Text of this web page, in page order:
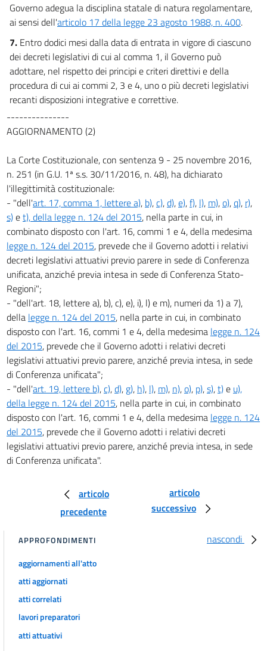
Governo adegua la disciplina statale di natura regolamentare,
ai sensi dell'articolo 17 della legge 23 agosto 1988, n. 400.
7. Entro dodici mesi dalla data di entrata in vigore di ciascuno
dei decreti legislativi di cui al comma 1, il Governo può
adottare, nel rispetto dei principi e criteri direttivi e della
procedura di cui ai commi 2, 3 e 4, uno o più decreti legislativi
recanti disposizioni integrative e correttive.
---------------
AGGIORNAMENTO (2)
La Corte Costituzionale, con sentenza 9 - 25 novembre 2016,
n. 251 (in G.U. 1ª s.s. 30/11/2016, n. 48), ha dichiarato
l'illegittimità costituzionale:
- "dell'art. 17, comma 1, lettere a), b),c),d),e),f), l), m),o),q), r),
s)et), della legge n. 124 del 2015, nella parte in cui, in
combinato disposto con l'art. 16, commi 1 e 4, della medesima
legge n. 124 del 2015, prevede che il Governo adotti i relativi
decreti legislativi attuativi previo parere in sede di Conferenza
unificata, anziché previa intesa in sede di Conferenza Stato-
Regioni";
- "dell'art. 18, lettere a), b), c), e), i), l) e m), numeri da 1) a 7),
della legge n. 124 del 2015, nella parte in cui, in combinato
disposto con l'art. 16, commi 1 e 4, della medesima legge n. 124
del 2015, prevede che il Governo adotti i relativi decreti
legislativi attuativi previo parere, anziché previa intesa, in sede
di Conferenza unificata";
- "dell'art. 19, lettere b),c),d), g), h), l), m), n),o), p),s),t)e u),
della legge n. 124 del 2015, nella parte in cui, in combinato
disposto con l'art. 16, commi 1 e 4, della medesima legge n. 124
del 2015, prevede che il Governo adotti i relativi decreti
legislativi attuativi previo parere, anziché previa intesa, in sede
di Conferenza unificata".
articolo
precedente
articolo
successivo
nascondi
APPROFONDIMENTI
aggiornamenti all'atto
atti aggiornati
atti correlati
lavori preparatori
atti attuativi